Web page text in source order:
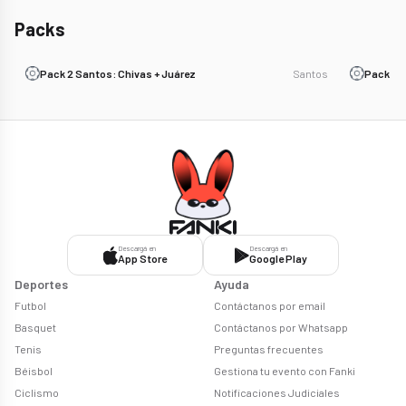
Packs
Pack 2 Santos: Chivas + Juárez Santos Pack 2.
Descargá en
App Store
Descargá en
Google Play
Deportes
Futbol
Basquet
Tenis
Béisbol
Ciclismo
Ayuda
Contáctanos por email
Contáctanos por Whatsapp
Preguntas frecuentes
Gestiona tu evento con Fanki
Notificaciones Judiciales